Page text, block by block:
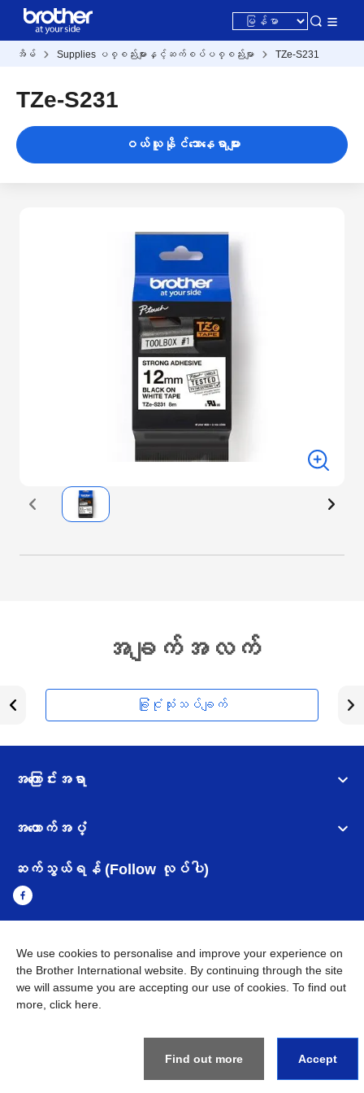
အိမ် Supplies ပစ္စည်းများနှင့်ဆက်စပ်ပစ္စည်းမျာ TZe-S231
TZe-S231
ဝယ်ယူနိုင်သောနေရာများ
အချက်အလက်
ခြုံငုံသုံးသပ်ချက်
အကြောင်းအရာ
အထောက်အပံ့
ဆက်သွယ်ရန် (Follow လုပ်ပါ)
Myanmar Brother ၏ ကမ္ဘာတစ်ဝန်းရှိ ကွန်ယက်များ
အချက်အလက်မူဝါဒ အသုံးပြုမူဝါဒ
သုံးစွဲရန် ဝက်ဆိုဒ်အညွှန်း
Brother Global ဝက်ဆိုဒ်သို့သွားရန်
BROTHER INTERNATIONAL SINGAPORE PTE. LTD. All
Rights Reserved
We use cookies to personalise and improve your experience on
the Brother International website. By continuing through the site
we will assume you are accepting our use of cookies. To find out
more, click here
Find out more Accept